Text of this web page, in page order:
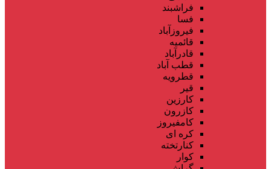
فراشبند
فسا
فیروزآباد
قائمیه
قادرآباد
قطب آباد
قطرویه
قیر
کارزین
کازرون
کامفیروز
کره ای
کنارتخته
کوار